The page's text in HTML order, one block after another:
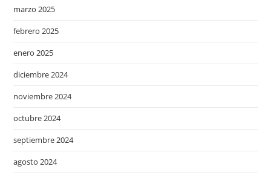
marzo 2025
febrero 2025
enero 2025
diciembre 2024
noviembre 2024
octubre 2024
septiembre 2024
agosto 2024